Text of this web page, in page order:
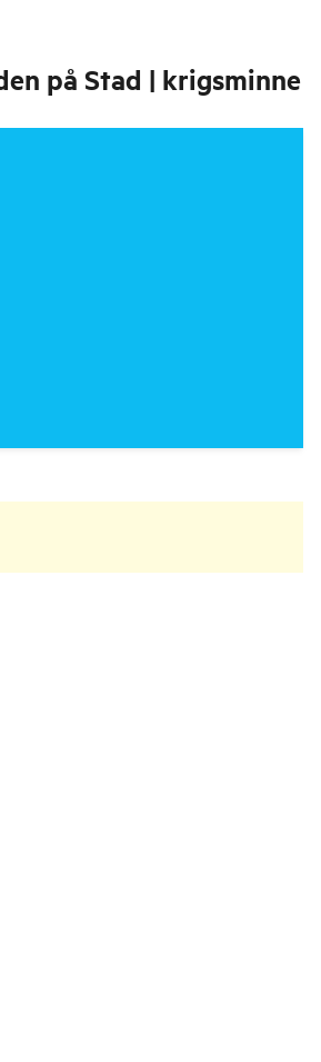
på Stad | krigsminne